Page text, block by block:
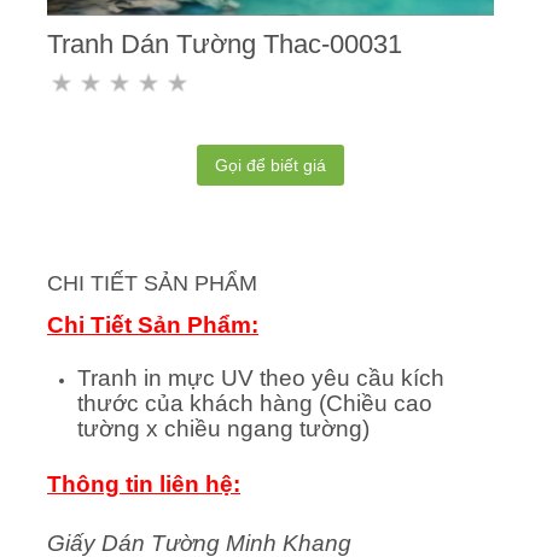
Tranh Dán Tường Thac-00031
Gọi để biết giá
CHI TIẾT SẢN PHẨM
Chi Tiết Sản Phẩm:
Tranh in mực UV theo yêu cầu kích
thước của khách hàng (Chiều cao
tường x chiều ngang tường)
Thông tin liên hệ:
Giấy Dán Tường Minh Khang